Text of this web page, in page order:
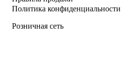
Политика конфиденциальности
Розничная сеть